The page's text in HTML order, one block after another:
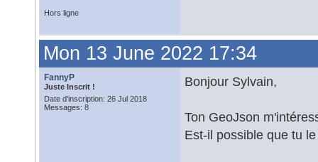
Hors ligne
Mon 13 June 2022 17:34
FannyP
Juste Inscrit !
Date d'inscription: 26 Jul 2018
Messages: 8
Bonjour Sylvain,
Ton GeoJson
Est-il possible que tu